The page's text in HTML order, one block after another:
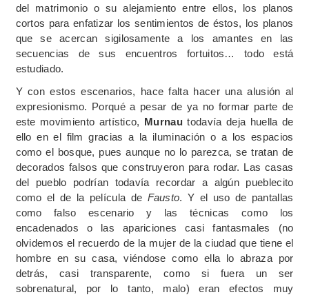
del matrimonio o su alejamiento entre ellos, los planos
cortos para enfatizar los sentimientos de éstos, los planos
que se acercan sigilosamente a los amantes en las
secuencias de sus encuentros fortuitos… todo está
estudiado.
Y con estos escenarios, hace falta hacer una alusión al
expresionismo. Porqué a pesar de ya no formar parte de
este movimiento artístico, Murnautodavía deja huella de
ello en el film gracias a la iluminación o a los espacios
como el bosque, pues aunque no lo parezca, se tratan de
decorados falsos que construyeron para rodar. Las casas
del pueblo podrían todavía recordar a algún pueblecito
como el de la película de Fausto. Y el uso de pantallas
como falso escenario y las técnicas como los
encadenados o las apariciones casi fantasmales (no
olvidemos el recuerdo de la mujer de la ciudad que tiene el
hombre en su casa, viéndose como ella lo abraza por
detrás, casi transparente, como si fuera un ser
sobrenatural, por lo tanto, malo) eran efectos muy